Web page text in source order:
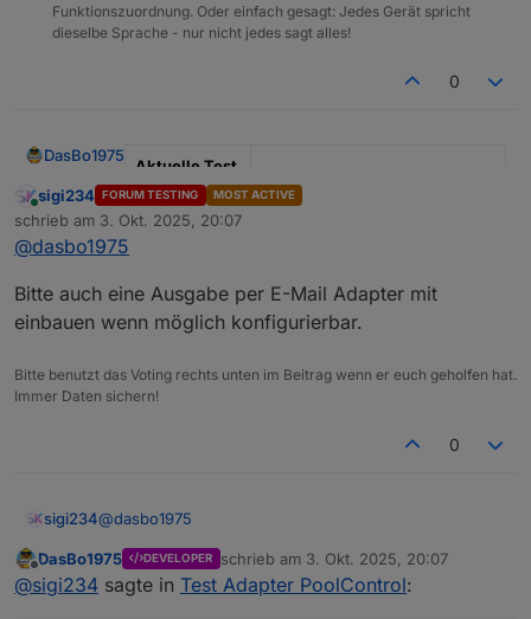
Funktionszuordnung. Oder einfach gesagt: Jedes Gerät spricht
dieselbe Sprache - nur nicht jedes sagt alles!
0
DasBo1975
Aktuelle Test
Version
1.4.1
Veröffentlichu
Github Link
https://github.com/DasBo1975/i
obroker.poolcontrol
Adapter-Beschreibung
Der Adapter
Zeitsteuerung, Aus) inkl. Frost- und
Solarsteuerung mit Hysterese und
Warnschwellen
Zeitsteuerung mit bis zu 3 konfigurierbaren
Zeitfenstern
README-Version hinzugefügt
0.0.6 – Verbrauchs- und Kostenberechnung
mit externem kWh-Zähler
0.0.5 – Sprachausgabe über Alexa und
Telegram
Online
sigi234 FORUM TESTING MOST ACTIVE
schrieb am 3. Okt. 2025, 20:07
zuletzt editiert von
@dasbo1975
Bitte auch eine Ausgabe per E-Mail Adapter mit
einbauen wenn möglich konfigurierbar.
Bitte benutzt das Voting rechts unten im Beitrag wenn er euch geholfen hat.
Immer Daten sichern!
0
sigi234@dasbo1975
Bitte auch eine Ausgabe per E-Mail Adapter mit
einbauen wenn möglich konfigurierbar.
Offline
DasBo1975 DEVELOPER schrieb am 3. Okt. 2025, 20:07
zuletzt editiert von
@sigi234 sagte in Test Adapter PoolControl: